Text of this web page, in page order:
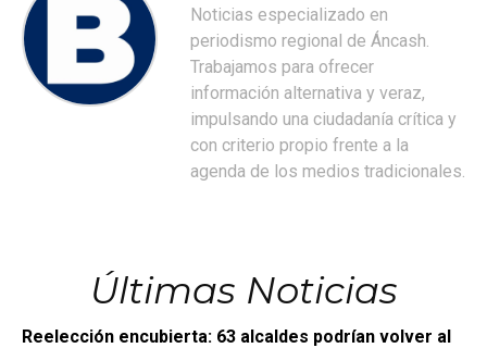
Noticias especializado en
periodismo regional de Áncash.
Trabajamos para ofrecer
información alternativa y veraz,
impulsando una ciudadanía crítica y
con criterio propio frente a la
agenda de los medios tradicionales.
Últimas Noticias
Reelección encubierta: 63 alcaldes podrían volver al